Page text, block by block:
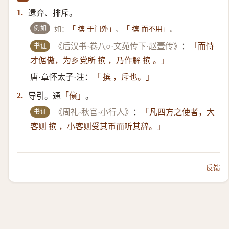
1. 遗弃、排斥。
例如 如： 「 摈 于门外」 、 「 摈 而不用」。
书证 《后汉书·卷八○·文苑传下·赵壹传》 ：
「而恃
才倨傲，为乡党所 摈 ，乃作解 摈 。」
唐·章怀太子·注：
「 摈 ，斥也。」
2. 导引。通 「儐」 。
书证 《周礼·秋官·小行人》 ：
「凡四方之使者，大
客则 摈 ，小客则受其币而听其辞。」
反馈